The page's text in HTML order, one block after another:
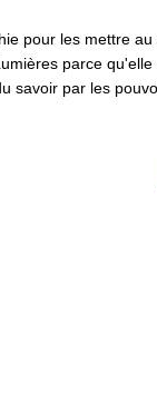
pour les mettre
parce
savoir par les